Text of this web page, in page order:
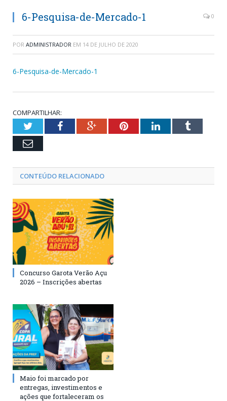
6-Pesquisa-de-Mercado-1 0
POR ADMINISTRADOR EM 14 DE JULHO DE 2020
6-Pesquisa-de-Mercado-1
COMPARTILHAR:
TwitterFacebookGoogle+PinterestLinkedInTumblr
Email
CONTEÚDO RELACIONADO
Concurso Garota Verão Açu
2026 – Inscrições abertas
Maio foi marcado por
entregas, investimentos e
ações que fortaleceram os